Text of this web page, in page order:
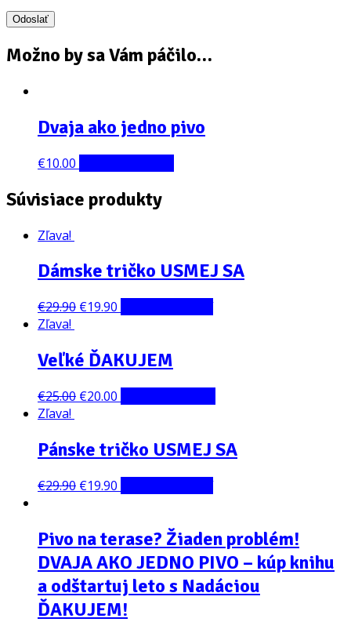
Možno by sa Vám páčilo…
Dvaja ako jedno pivo
€10.00
Súvisiace produkty
Zľava!
Dámske tričko USMEJ SA
€29.90 €19.90
Zľava!
Veľké ĎAKUJEM
€25.00 €20.00
Zľava!
Pánske tričko USMEJ SA
€29.90 €19.90
Pivo na terase? Žiaden problém!
DVAJA AKO JEDNO PIVO – kúp knihu
a odštartuj leto s Nadáciou
ĎAKUJEM!